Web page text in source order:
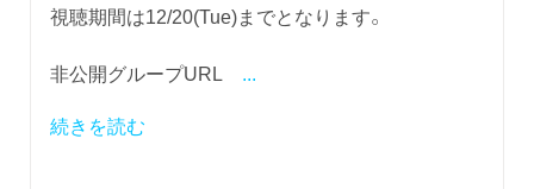
視聴期間は12/20(Tue)までとなります。
非公開グループURL ...
続きを読む